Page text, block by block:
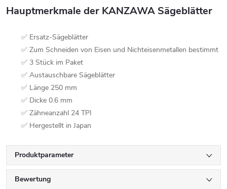
Hauptmerkmale der KANZAWA Sägeblätter
✅ Ersatz-Sägeblätter
✅ Zum Schneiden von Eisen und Nichteisenmetallen bestimmt
✅ 3 Stück im Paket
✅ Austauschbare Sägeblätter
✅ Länge 250 mm
✅ Dicke 0.6 mm
✅ Zähneanzahl 24 TPI
✅ Hergestellt in Japan
Produktparameter
Bewertung